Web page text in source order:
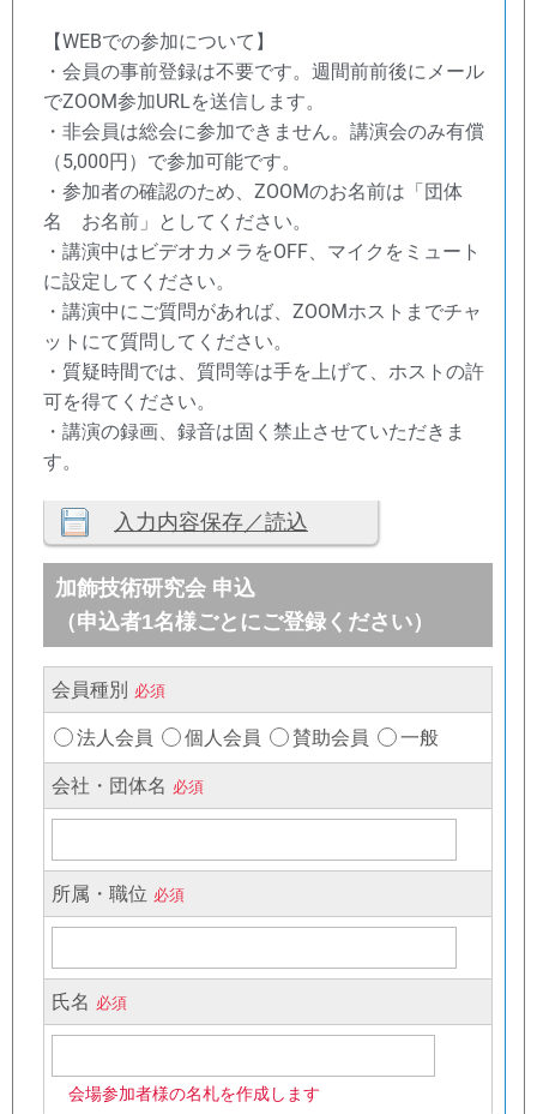
【WEBでの参加について】
・会員の事前登録は不要です。週間前前後にメール
でZOOM参加URLを送信します。
・非会員は総会に参加できません。講演会のみ有償
（5,000円）で参加可能です。
・参加者の確認のため、ZOOMのお名前は「団体
名 お名前」としてください。
・講演中はビデオカメラをOFF、マイクをミュート
に設定してください。
・講演中にご質問があれば、ZOOMホストまでチャ
ットにて質問してください。
・質疑時間では、質問等は手を上げて、ホストの許
可を得てください。
・講演の録画、録音は固く禁止させていただきま
す。